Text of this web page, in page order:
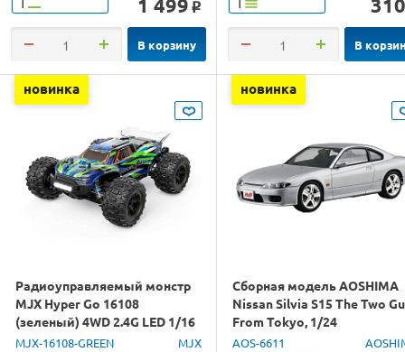
1 499 o
В корзину
310
В
новинка
Радиоуправляемый монстр
MJX Hyper Go 16108
(зеленый) 4WD 2.4G LED 1/16
RTR
MJX-16108-GREEN MJX
новинка
Сборная модель AOSHIMA
Nissan Silvia S15 The Two
From Tokyo, 1/24
AOS-6611